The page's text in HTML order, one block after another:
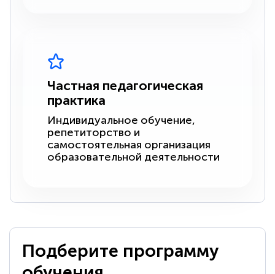
Частная педагогическая
практика
Индивидуальное обучение,
репетиторство и
самостоятельная организация
образовательной деятельности
Подберите программу